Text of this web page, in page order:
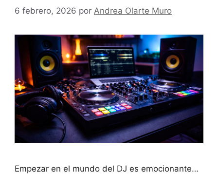
6 febrero, 2026 por Andrea Olarte Muro
Empezar en el mundo del DJ es emocionante…